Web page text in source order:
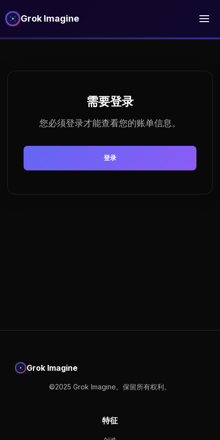
Grok Imagine
需要登录
您必须登录才能查看您的账单信息。
登录
Grok Imagine
©2025 Grok Imagine。保留所有权利。
特征